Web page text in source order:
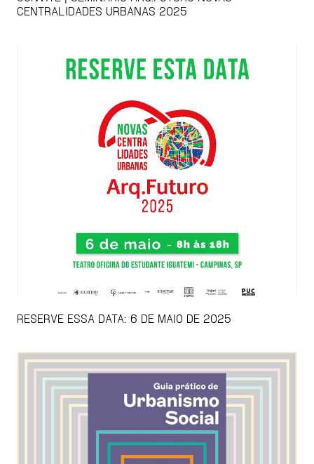
CENTRALIDADES URBANAS 2025
RESERVE ESSA DATA: 6 DE MAIO DE 2025